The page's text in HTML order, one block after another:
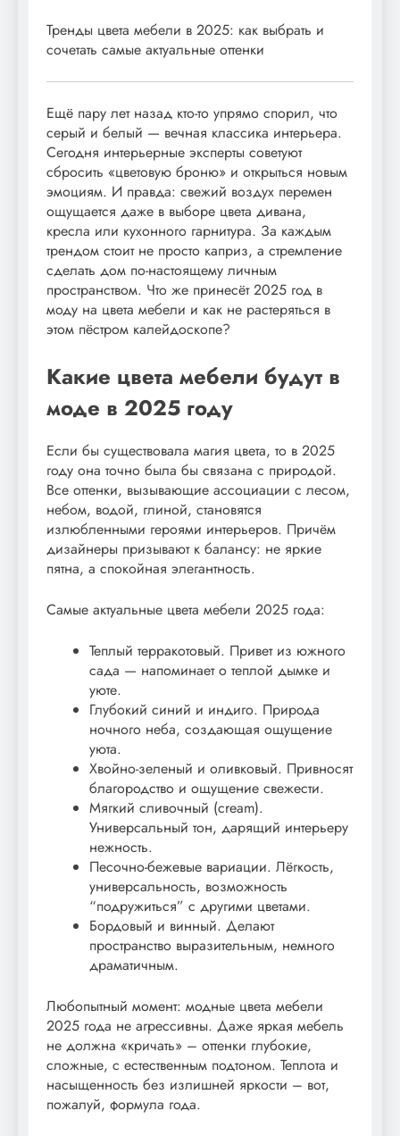
Тренды цвета мебели в 2025: как выбрать и
сочетать самые актуальные оттенки
Ещё пару лет назад кто-то упрямо спорил, что
серый и белый — вечная классика интерьера.
Сегодня интерьерные эксперты советуют
сбросить «цветовую броню» и открыться новым
эмоциям. И правда: свежий воздух перемен
ощущается даже в выборе цвета дивана,
кресла или кухонного гарнитура. За каждым
трендом стоит не просто каприз, а стремление
сделать дом по-настоящему личным
пространством. Что же принесёт 2025 год в
моду на цвета мебели и как не растеряться в
этом пёстром калейдоскопе?
Какие цвета мебели будут в
моде в 2025 году
Если бы существовала магия цвета, то в 2025
году она точно была бы связана с природой.
Все оттенки, вызывающие ассоциации с лесом,
небом, водой, глиной, становятся
излюбленными героями интерьеров. Причём
дизайнеры призывают к балансу: не яркие
пятна, а спокойная элегантность.
Самые актуальные цвета мебели 2025 года:
Теплый терракотовый. Привет из южного
сада — напоминает о теплой дымке и
уюте.
Глубокий синий и индиго. Природа
ночного неба, создающая ощущение
уюта.
Хвойно-зеленый и оливковый. Привносят
благородство и ощущение свежести.
Мягкий сливочный (cream).
Универсальный тон, дарящий интерьеру
нежность.
Песочно-бежевые вариации. Лёгкость,
универсальность, возможность
“подружиться” с другими цветами.
Бордовый и винный. Делают
пространство выразительным, немного
драматичным.
Любопытный момент: модные цвета мебели
2025 года не агрессивны. Даже яркая мебель
не должна «кричать» – оттенки глубокие,
сложные, с естественным подтоном. Теплота и
насыщенность без излишней яркости – вот,
пожалуй, формула года.